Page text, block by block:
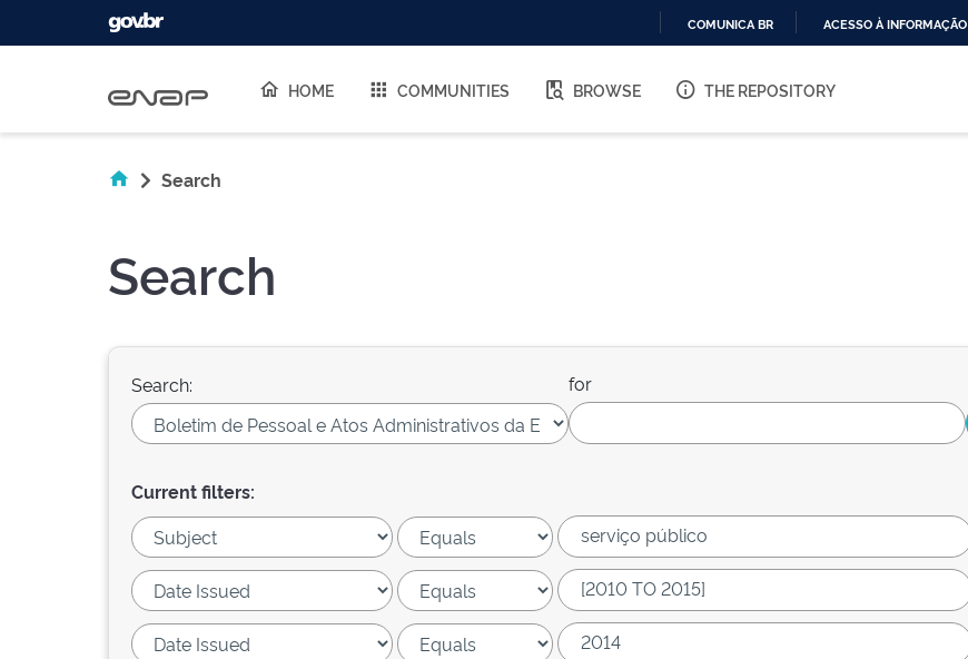
O
COMUNICA BR ACESSO À INFORMAÇÃO
HOME COMMUNITIES BROWSE THE REPOSITORY
Search
Search
Search: for
Current filters: